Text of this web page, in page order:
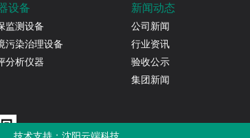
设备
监测设备
污染治理设备
分析仪器
新闻动态
公司新闻
行业资讯
验收公示
集团新闻